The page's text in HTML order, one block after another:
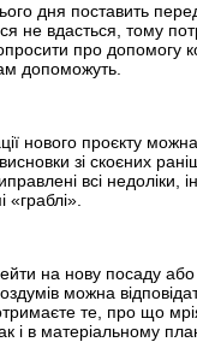
дня поставить
не вдасться, тому
про допомогу
допоможуть.
нового проєкту
зі скоєних
всі недоліки,
«граблі».
на нову посаду або
можна
те, про що
і в матеріальному